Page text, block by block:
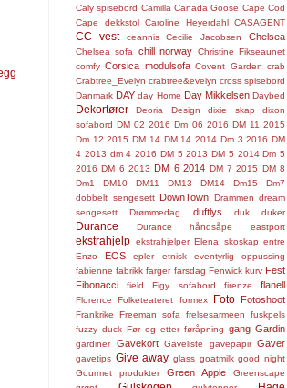
Caly spisebord Camilla Canada Goose Cape Cod
Cape dekkstol Caroline Heyerdahl CASAGENT
CC vest ceannis Cecilie Jacobsen Chelsea
Chelsea sofa chill norway Christine Fikseaunet
comfy Corsica modulsofa Covent Garden crab
Crabtree_Evelyn crabtree&evelyn cross spisebord
Danmark DAY day Home Day Mikkelsen Daybed
Dekortører Deoria Design dixie skap
dixon
sofabord DM 02 2016 Dm 06 2016 DM 11 2015
Dm 12 2015 DM 14 DM 14 2014 Dm 3 2016 DM
4 2013 dm 4 2016 DM 5 2013 DM 5 2014 Dm 5
2016 DM 6 2013 DM 6 2014 DM 7 2015 DM 8
Dm1
DM10 DM11 DM13 DM14 Dm15
Dm7
dobbelt sengesett DownTown Drammen dream
sengesett
Drømmedag duftlys duk duker
Durance Durance håndsåpe eastport
ekstrahjelp ekstrahjelper Elena skoskap entre
Enzo
EOS epler etnisk
eventyrlig oppussing
fabienne fabrikk farger farsdag Fenwick kurv Fest
Fibonacci
field Figy sofabord firenze flanell
Florence Folketeateret formex Foto Fotoshoot
Frankrike Freeman sofa frelsesarmeen
fuskpels
fuzzy duck Før og etter føråpning gang Gardin
gardiner Gavekort Gaveliste gavepapir Gaver
gavetips Give away glass goatmilk good night
Gourmet produkter
Green Apple
Greenscape